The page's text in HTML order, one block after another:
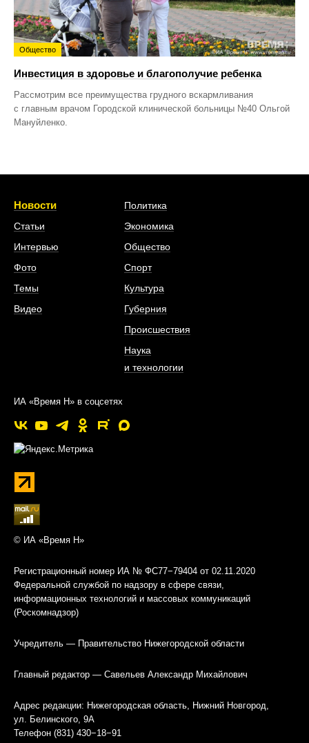
Общество
Инвестиция в здоровье и благополучие ребенка
Рассмотрим все преимущества грудного вскармливания
с главным врачом Городской клинической больницы №40 Ольгой
Мануйленко.
Новости
Статьи
Интервью
Фото
Темы
Видео
Политика
Экономика
Общество
Спорт
Культура
Губерния
Происшествия
Наука
и технологии
ИА «Время Н» в соцсетях
© ИА «Время Н»
Регистрационный номер ИА № ФС77−79404 от 02.11.2020
Федеральной службой по надзору в сфере связи,
информационных технологий и массовых коммуникаций
(Роскомнадзор)
Учредитель — Правительство Нижегородской области
Главный редактор — Савельев Александр Михайлович
Адрес редакции: Нижегородская область, Нижний Новгород,
ул. Белинского, 9А
Телефон (831) 430−18−91